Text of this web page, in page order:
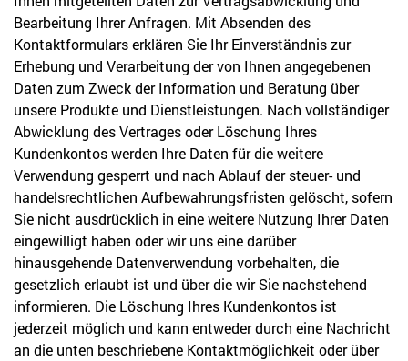
Bearbeitung Ihrer Anfragen. Mit Absenden des
Kontaktformulars erklären Sie Ihr Einverständnis zur
Erhebung und Verarbeitung der von Ihnen angegebenen
Daten zum Zweck der Information und Beratung über
unsere Produkte und Dienstleistungen. Nach vollständiger
Abwicklung des Vertrages oder Löschung Ihres
Kundenkontos werden Ihre Daten für die weitere
Verwendung gesperrt und nach Ablauf der steuer- und
handelsrechtlichen Aufbewahrungsfristen gelöscht, sofern
Sie nicht ausdrücklich in eine weitere Nutzung Ihrer Daten
eingewilligt haben oder wir uns eine darüber
hinausgehende Datenverwendung vorbehalten, die
gesetzlich erlaubt ist und über die wir Sie nachstehend
informieren. Die Löschung Ihres Kundenkontos ist
jederzeit möglich und kann entweder durch eine Nachricht
an die unten beschriebene Kontaktmöglichkeit oder über